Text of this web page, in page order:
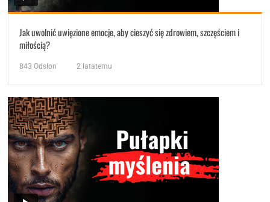
Jak uwolnić uwięzione emocje, aby cieszyć się zdrowiem, szczęściem i
miłością?
843 Odsłon 2 latatemu